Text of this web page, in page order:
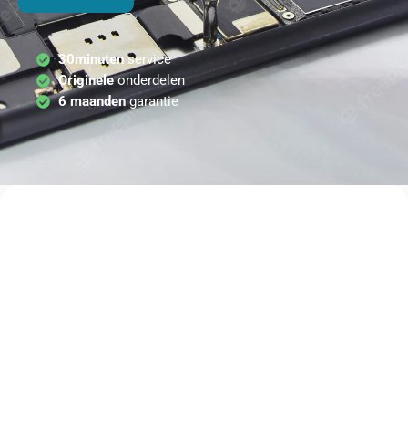
30minutenservice
Origineleonderdelen
6 maandengarantie